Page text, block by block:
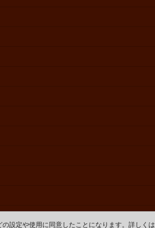
設定や使用に同意したことになります。詳しくは